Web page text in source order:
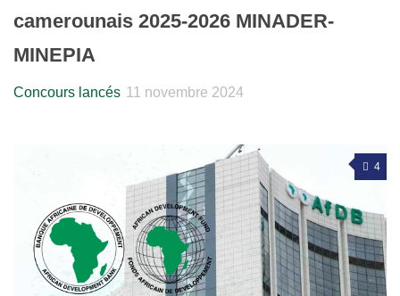
camerounais 2025-2026 MINADER-
MINEPIA
Concours lancés 11 novembre 2024
4